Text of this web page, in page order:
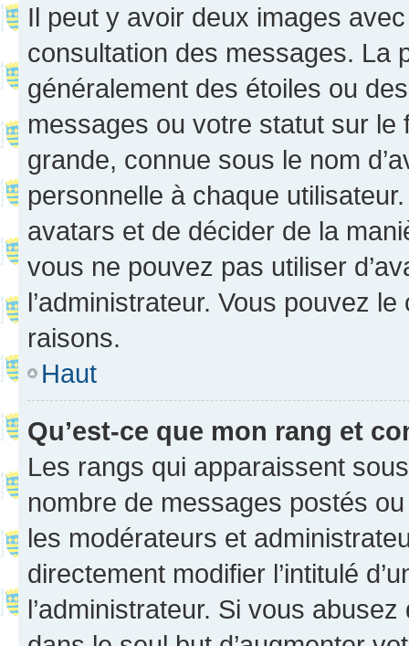
Il peut y avoir deux images
consultation des messages. La
généralement des étoiles ou
messages ou votre statut sur
grande, connue sous le nom
personnelle à chaque utilisateur.
avatars et de décider de la
vous ne pouvez pas utiliser
l’administrateur. Vous pouvez
raisons.
Haut
Qu’est-ce que mon rang et
Les rangs qui apparaissent
nombre de messages postés
les modérateurs et
directement modifier l’intitulé
l’administrateur. Si vous